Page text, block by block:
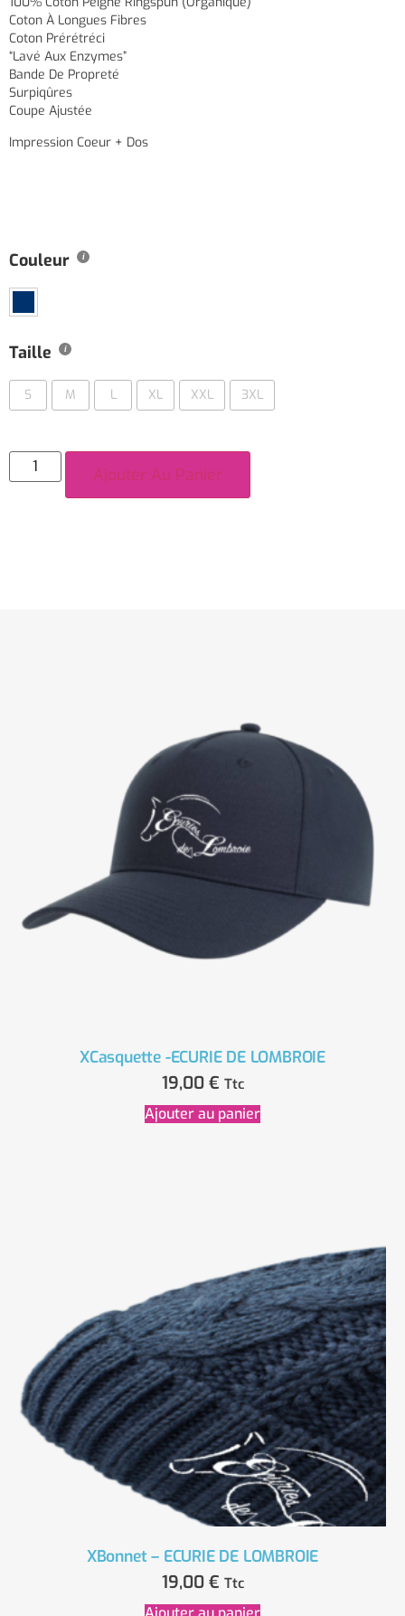
Coton À Longues Fibres
Coton Prérétréci
“lavé Aux Enzymes”
Bande De Propreté
Surpiqûres
Coupe Ajustée
Impression Coeur + Dos
Couleur
Taille
S M L XL XXL 3XL
Ajouter Au Panier
XCasquette -ECURIE DE LOMBROIE
19,00 € Ttc
Ajouter au panier
XBonnet – ECURIE DE LOMBROIE
19,00 € Ttc